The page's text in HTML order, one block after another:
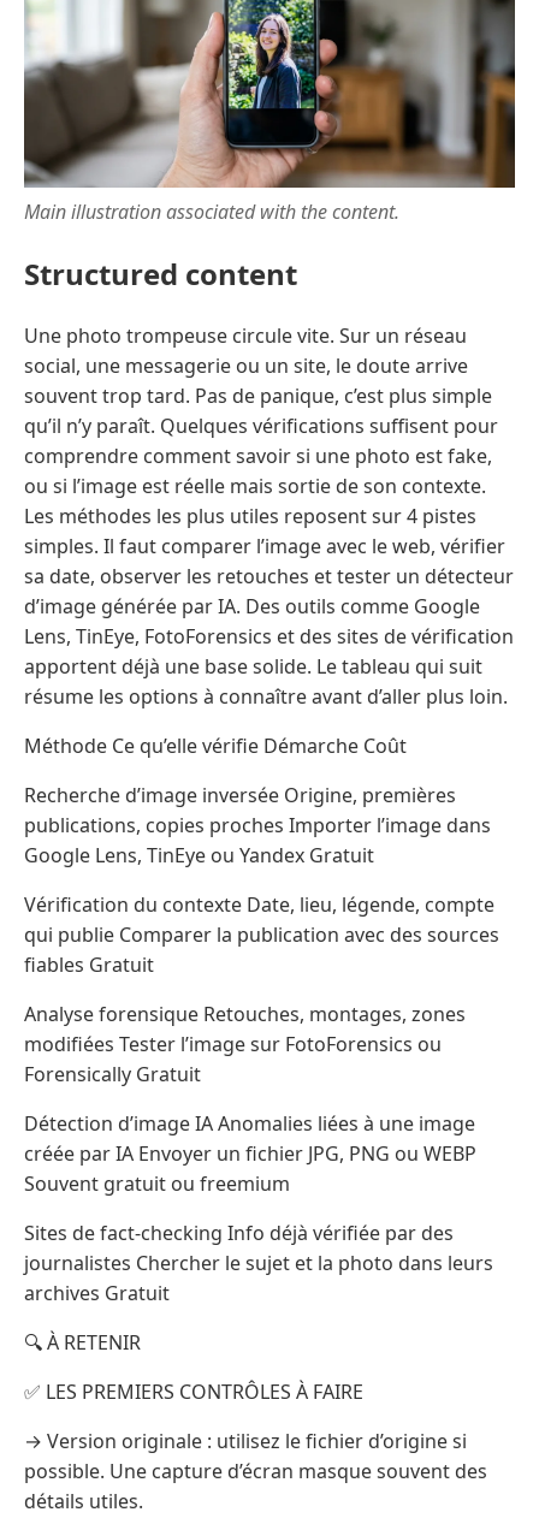
Main illustration associated with the content.
Structured content
Une photo trompeuse circule vite. Sur un réseau
social, une messagerie ou un site, le doute arrive
souvent trop tard. Pas de panique, c’est plus simple
qu’il n’y paraît. Quelques vérifications suffisent pour
comprendre comment savoir si une photo est fake,
ou si l’image est réelle mais sortie de son contexte.
Les méthodes les plus utiles reposent sur 4 pistes
simples. Il faut comparer l’image avec le web, vérifier
sa date, observer les retouches et tester un détecteur
d’image générée par IA. Des outils comme Google
Lens, TinEye, FotoForensics et des sites de vérification
apportent déjà une base solide. Le tableau qui suit
résume les options à connaître avant d’aller plus loin.
Méthode Ce qu’elle vérifie Démarche Coût
Recherche d’image inversée Origine, premières
publications, copies proches Importer l’image dans
Google Lens, TinEye ou Yandex Gratuit
Vérification du contexte Date, lieu, légende, compte
qui publie Comparer la publication avec des sources
fiables Gratuit
Analyse forensique Retouches, montages, zones
modifiées Tester l’image sur FotoForensics ou
Forensically Gratuit
Détection d’image IA Anomalies liées à une image
créée par IA Envoyer un fichier JPG, PNG ou WEBP
Souvent gratuit ou freemium
Sites de fact-checking Info déjà vérifiée par des
journalistes Chercher le sujet et la photo dans leurs
archives Gratuit
🔍 À RETENIR
✅ LES PREMIERS CONTRÔLES À FAIRE
→ Version originale : utilisez le fichier d’origine si
possible. Une capture d’écran masque souvent des
détails utiles.